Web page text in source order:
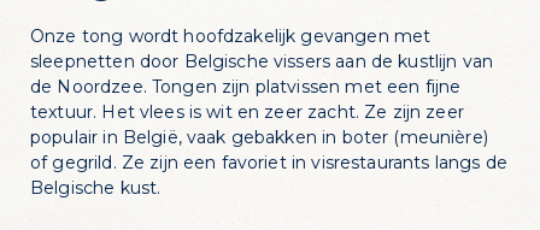
Onze tong wordt hoofdzakelijk gevangen met
sleepnetten door Belgische vissers aan de kustlijn van
de Noordzee. Tongen zijn platvissen met een fijne
textuur. Het vlees is wit en zeer zacht. Ze zijn zeer
populair in België, vaak gebakken in boter (meunière)
of gegrild. Ze zijn een favoriet in visrestaurants langs de
Belgische kust.